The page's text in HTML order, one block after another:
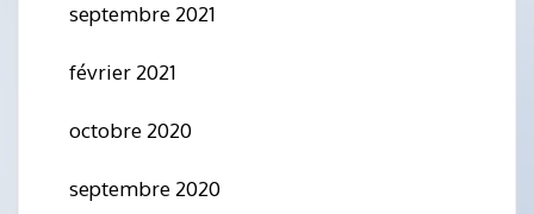
septembre 2021
février 2021
octobre 2020
septembre 2020